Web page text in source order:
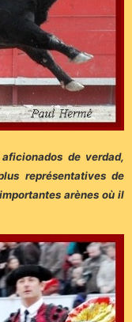
de verdad,
représentatives de
arènes où il